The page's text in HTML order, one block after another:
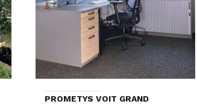
PROMETYS VOIT GRAND